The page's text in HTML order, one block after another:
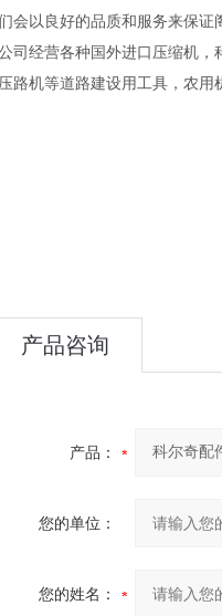
会以良好的品质和服务来保
司经营各种国外进口压缩机
路机等道路建设用工具，农用
产品咨询
产品：
您的单位：
您的姓名：